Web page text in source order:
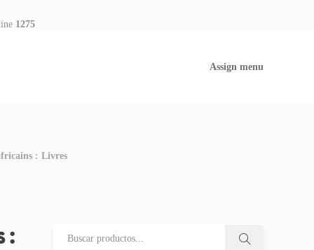
1275
Assign menu
: Livres
: